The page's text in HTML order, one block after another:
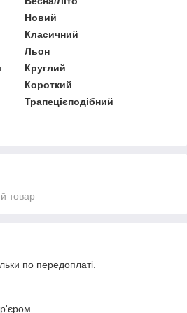
Новий
Класичний
Льон
Круглий
Короткий
Трапецієподібний
товар
по передоплаті.